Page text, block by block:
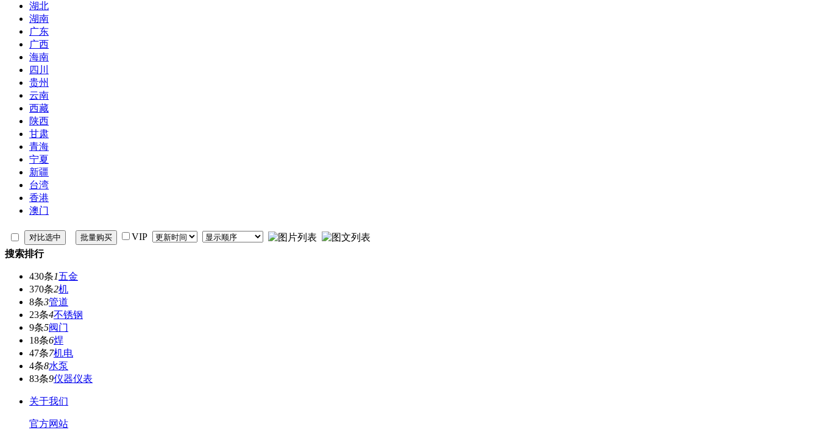
湖北
湖南
广东
广西
海南
四川
贵州
云南
西藏
陕西
甘肃
青海
宁夏
新疆
台湾
香港
澳门
VIP
搜索排行
430条1五金
370条2机
8条3管道
23条4不锈钢
9条5阀门
18条6焊
47条7机电
4条8水泵
83条9仪器仪表
关于我们
官方网站